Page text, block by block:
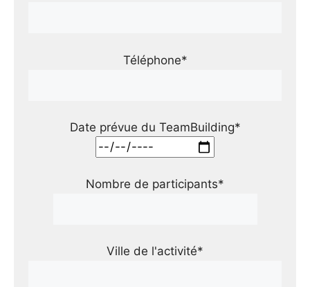
Téléphone*
Date prévue du TeamBuilding*
Nombre de participants*
Ville de l'activité*